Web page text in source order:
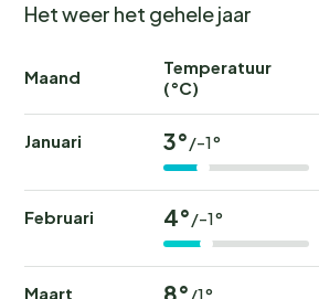
Het weer het gehele jaar
Maand
Temperatuur
(°C)
Januari 3° /-1°
Februari 4° /-1°
Maart 8° /1°